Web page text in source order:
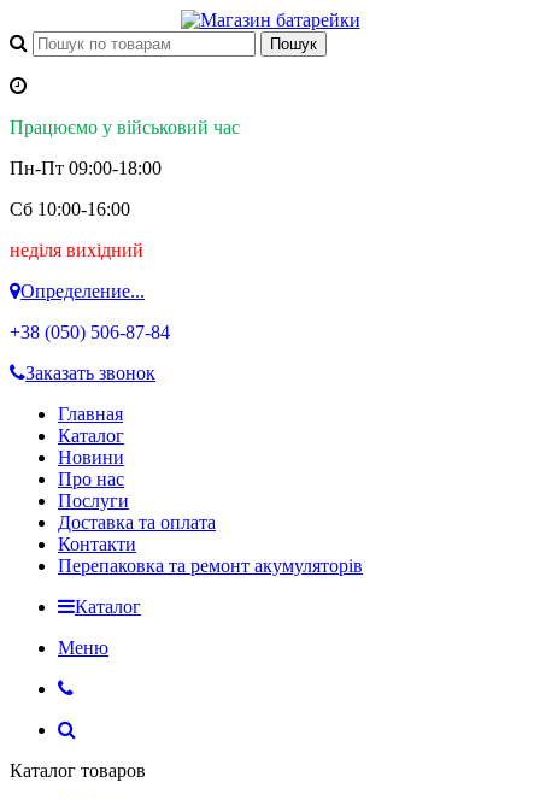
Працюємо у військовий час
Пн-Пт 09:00-18:00
Сб 10:00-16:00
неділя вихідний
Определение...
+38 (050) 506-87-84
Заказать звонок
Главная
Каталог
Новини
Про нас
Послуги
Доставка та оплата
Контакти
Перепаковка та ремонт акумуляторів
Каталог
Меню
Каталог товаров